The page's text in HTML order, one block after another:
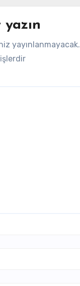
yayınlanmayacak.